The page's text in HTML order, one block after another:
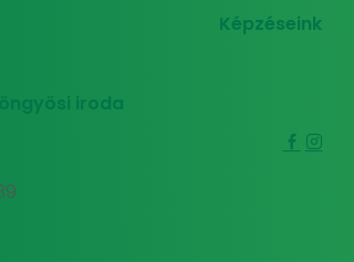
iroda
Képzéseink